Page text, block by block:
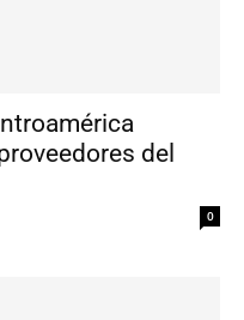
del
0